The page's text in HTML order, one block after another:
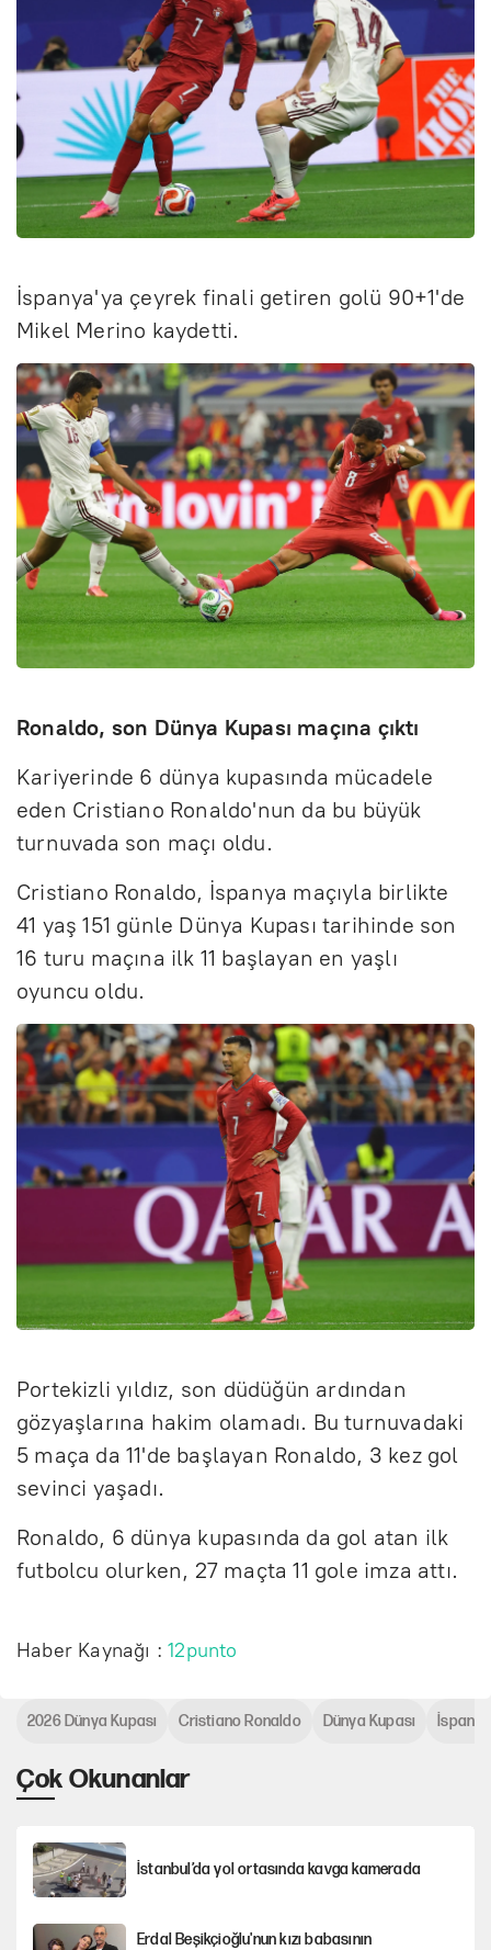
İspanya'ya çeyrek finali getiren golü 90+1'de
Mikel Merino kaydetti.
Ronaldo, son Dünya Kupası maçına çıktı
Kariyerinde 6 dünya kupasında mücadele
eden Cristiano Ronaldo'nun da bu büyük
turnuvada son maçı oldu.
Cristiano Ronaldo, İspanya maçıyla birlikte
41 yaş 151 günle Dünya Kupası tarihinde son
16 turu maçına ilk 11 başlayan en yaşlı
oyuncu oldu.
Portekizli yıldız, son düdüğün ardından
gözyaşlarına hakim olamadı. Bu turnuvadaki
5 maça da 11'de başlayan Ronaldo, 3 kez gol
sevinci yaşadı.
Ronaldo, 6 dünya kupasında da gol atan ilk
futbolcu olurken, 27 maçta 11 gole imza attı.
Haber Kaynağı :12punto
Çok Okunanlar
İstanbul’da yol ortasında kavga kamerada
Erdal Beşikçioğlu'nun kızı babasının
2026 Dünya Kupası Cristiano Ronaldo Dünya Kupası İspanya